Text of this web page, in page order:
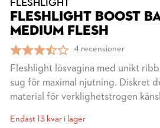
FLESHLIGHT
FLESHLIGHT BOOST
MEDIUM FLESH
4 recensioner
Fleshlight lösvagina med unikt
sug för maximal njutning. Diskret
material för verklighetstrogen
Endast 13 kvar i lager